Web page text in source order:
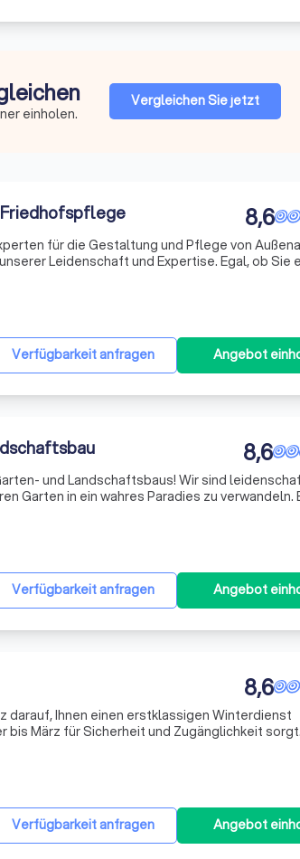
einholen.
Vergleichen Sie jetzt
8,6
für die Gestaltung und Pflege von
Leidenschaft und Expertise. Egal, ob Sie
Verfügbarkeit anfragen Angebot
8,6
und Landschaftsbaus! Wir sind
Garten in ein wahres Paradies zu verwandeln.
Verfügbarkeit anfragen Angebot
8,6
darauf, Ihnen einen erstklassigen Winterdienst
bis März für Sicherheit und Zugänglichkeit
Verfügbarkeit anfragen Angebot